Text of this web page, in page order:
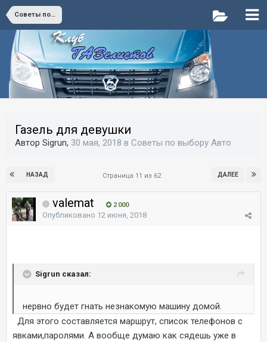
Советы по выбору Авто
Газель для девушки
Автор Sigrun, 30 мая, 2018 в Советы по выбору Авто
НАЗАД ДАЛЕЕ
Страница 11 из 62
valemat 2 000
Опубликовано 12 июня, 2018
Sigrun сказал:
нервно будет гнать незнакомую машину домой.
Для этого составляется маршрут, список телефонов с
явками,паролями. А вообще думаю как сядешь уже в